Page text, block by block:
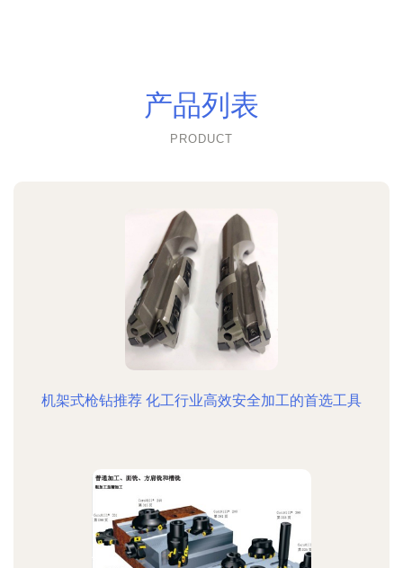
产品列表
PRODUCT
机架式枪钻推荐 化工行业高效安全加工的首选工具